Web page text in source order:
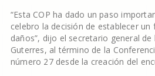
“Esta COP ha dado un paso
celebro la decisión de establecer
daños”, dijo el secretario general
Guterres, al término de la
número 27 desde la creación del